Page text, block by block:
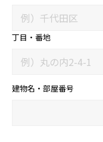
丁目・番地
建物名・部屋番号